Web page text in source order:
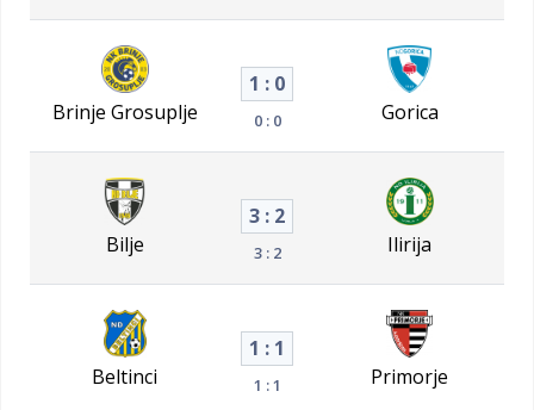
Brinje Grosuplje
1 : 0
0 : 0 Gorica
Bilje
3 : 2
3 : 2 Ilirija
Beltinci
1 : 1
1 : 1 Primorje